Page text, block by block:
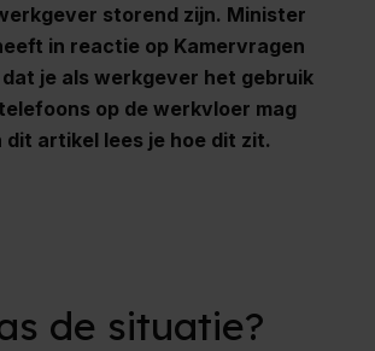
storend zijn. Minister
in reactie op Kamervragen
je als werkgever het gebruik
op de werkvloer mag
dit artikel lees je hoe dit zit.
de situatie?